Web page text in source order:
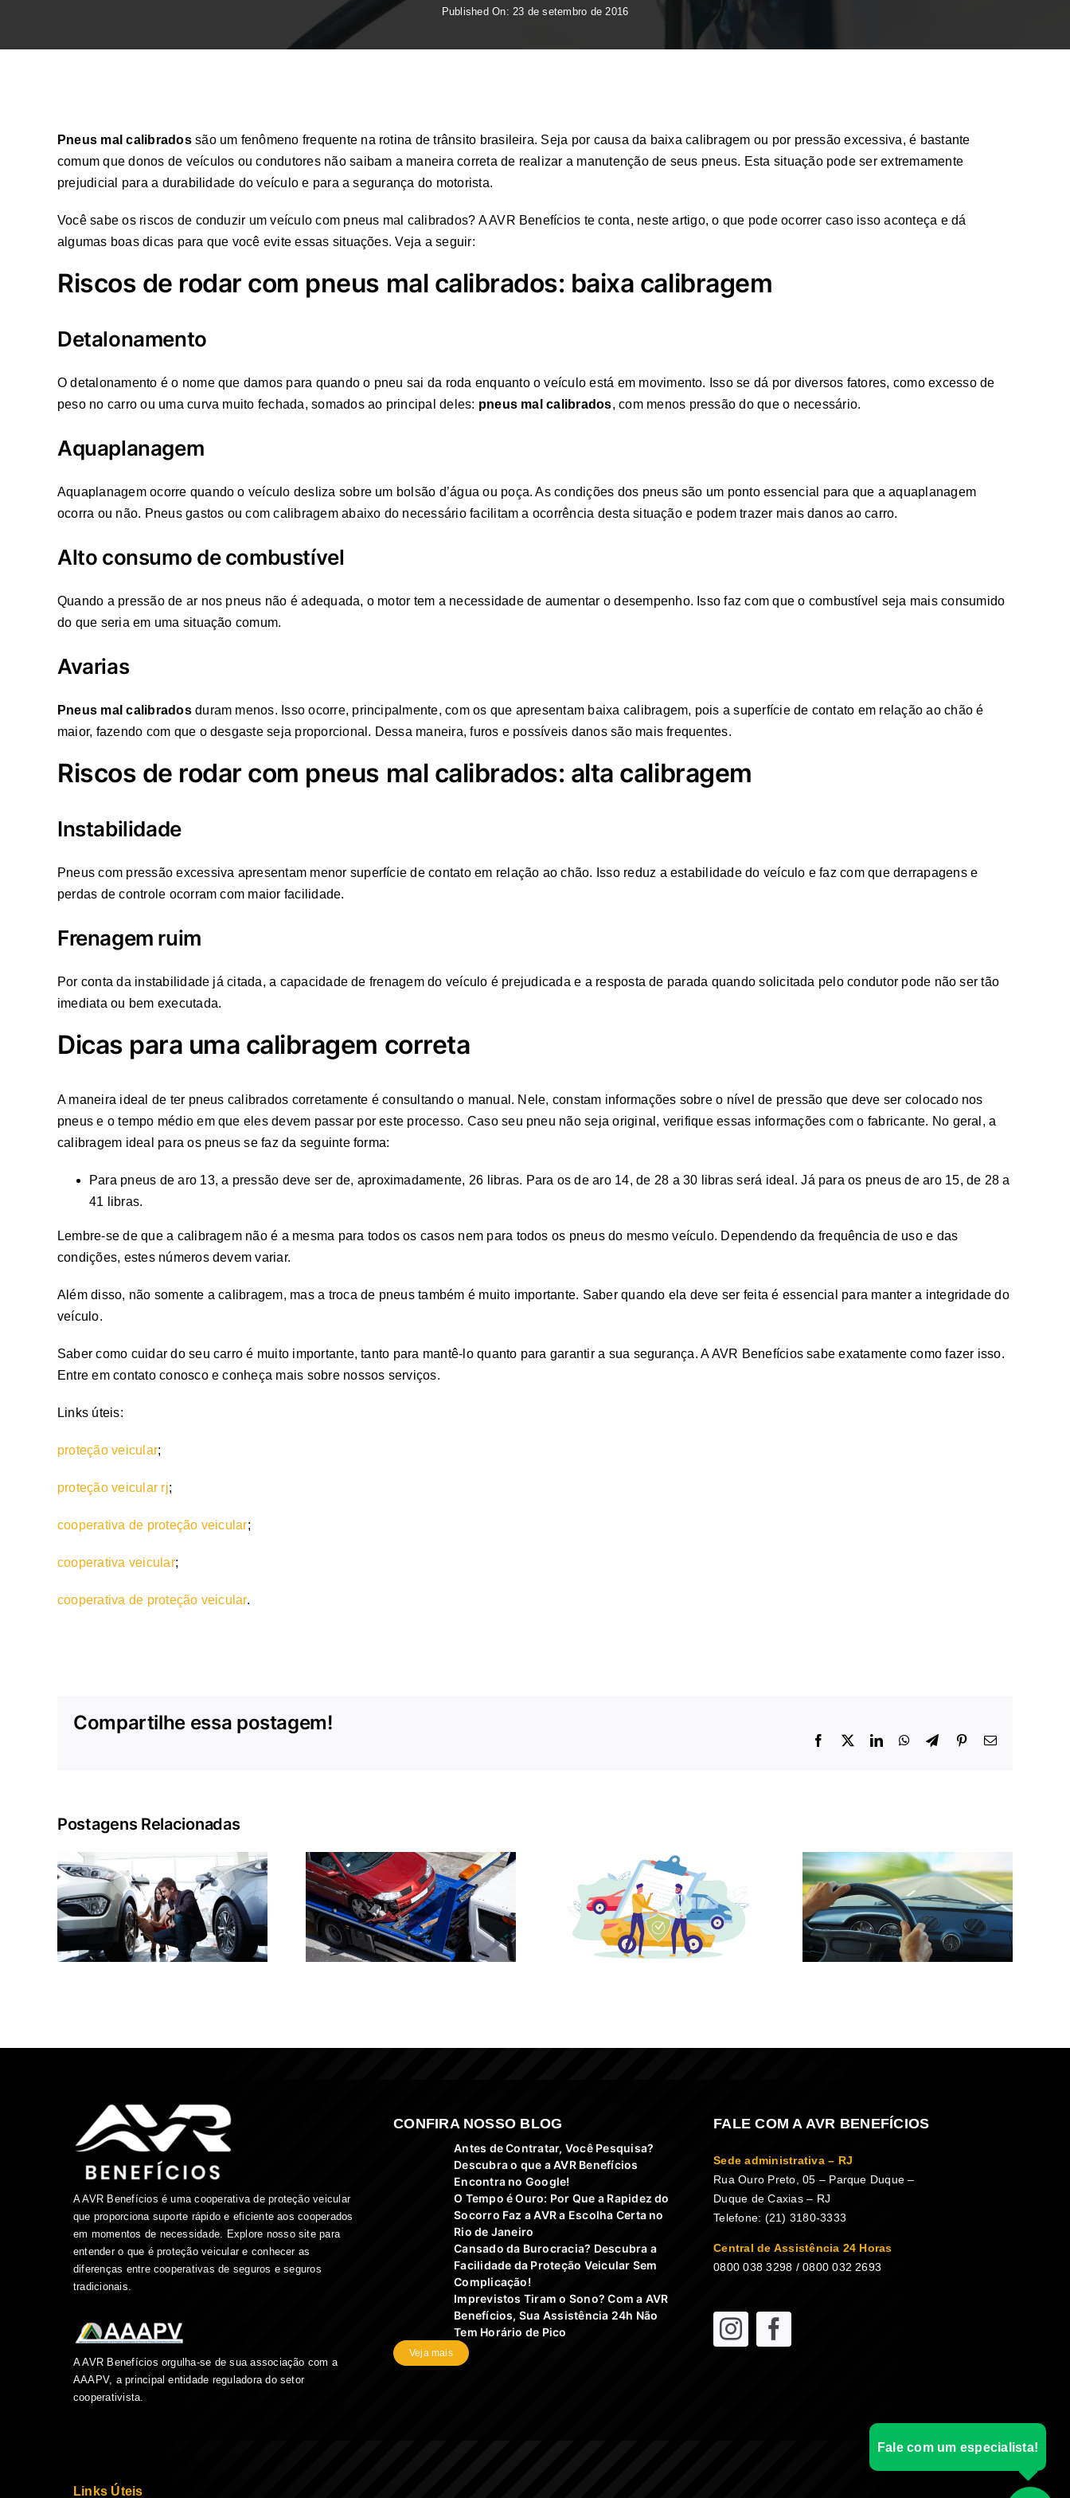
Published On: 23 de setembro de 2016
Pneus mal calibradossão um fenômeno frequente na rotina de trânsito brasileira. Seja por causa da baixa calibragem ou por pressão excessiva, é bastante
comum que donos de veículos ou condutores não saibam a maneira correta de realizar a manutenção de seus pneus. Esta situação pode ser extremamente
prejudicial para a durabilidade do veículo e para a segurança do motorista.
Você sabe os riscos de conduzir um veículo com pneus mal calibrados? A AVR Benefícios te conta, neste artigo, o que pode ocorrer caso isso aconteça e dá
algumas boas dicas para que você evite essas situações. Veja a seguir:
Riscos de rodar com pneus mal calibrados: baixa calibragem
Detalonamento
O detalonamento é o nome que damos para quando o pneu sai da roda enquanto o veículo está em movimento. Isso se dá por diversos fatores, como excesso de
peso no carro ou uma curva muito fechada, somados ao principal deles: pneus mal calibrados, com menos pressão do que o necessário.
Aquaplanagem
Aquaplanagem ocorre quando o veículo desliza sobre um bolsão d’água ou poça. As condições dos pneus são um ponto essencial para que a aquaplanagem
ocorra ou não. Pneus gastos ou com calibragem abaixo do necessário facilitam a ocorrência desta situação e podem trazer mais danos ao carro.
Alto consumo de combustível
Quando a pressão de ar nos pneus não é adequada, o motor tem a necessidade de aumentar o desempenho. Isso faz com que o combustível seja mais consumido
do que seria em uma situação comum.
Avarias
Pneus mal calibradosduram menos. Isso ocorre, principalmente, com os que apresentam baixa calibragem, pois a superfície de contato em relação ao chão é
maior, fazendo com que o desgaste seja proporcional. Dessa maneira, furos e possíveis danos são mais frequentes.
Riscos de rodar com pneus mal calibrados: alta calibragem
Instabilidade
Pneus com pressão excessiva apresentam menor superfície de contato em relação ao chão. Isso reduz a estabilidade do veículo e faz com que derrapagens e
perdas de controle ocorram com maior facilidade.
Frenagem ruim
Por conta da instabilidade já citada, a capacidade de frenagem do veículo é prejudicada e a resposta de parada quando solicitada pelo condutor pode não ser tão
imediata ou bem executada.
Dicas para uma calibragem correta
A maneira ideal de ter pneus calibrados corretamente é consultando o manual. Nele, constam informações sobre o nível de pressão que deve ser colocado nos
pneus e o tempo médio em que eles devem passar por este processo. Caso seu pneu não seja original, verifique essas informações com o fabricante. No geral, a
calibragem ideal para os pneus se faz da seguinte forma:
Para pneus de aro 13, a pressão deve ser de, aproximadamente, 26 libras. Para os de aro 14, de 28 a 30 libras será ideal. Já para os pneus de aro 15, de 28 a
41 libras.
Lembre-se de que a calibragem não é a mesma para todos os casos nem para todos os pneus do mesmo veículo. Dependendo da frequência de uso e das
condições, estes números devem variar.
Além disso, não somente a calibragem, mas a troca de pneus também é muito importante. Saber quando ela deve ser feita é essencial para manter a integridade do
veículo.
Saber como cuidar do seu carro é muito importante, tanto para mantê-lo quanto para garantir a sua segurança. A AVR Benefícios sabe exatamente como fazer isso.
Entre em contato conosco e conheça mais sobre nossos serviços.
Links úteis:
proteção veicular;
proteção veicular rj;
cooperativa de proteção veicular;
cooperativa veicular;
cooperativa de proteção veicular.
Compartilhe essa postagem!
Facebook
X LinkedInWhatsApp
TelegramPinterest
E-
Postagens Relacionadas
A AVR Benefícios é uma cooperativa de proteção veicular
que proporciona suporte rápido e eficiente aos cooperados
em momentos de necessidade. Explore nosso site para
entender o que é proteção veicular e conhecer as
diferenças entre cooperativas de seguros e seguros
tradicionais.
A AVR Benefícios orgulha-se de sua associação com a
AAAPV, a principal entidade reguladora do setor
cooperativista.
CONFIRA NOSSO BLOG
Antes de Contratar, Você Pesquisa?
Descubra o que a AVR Benefícios
Encontra no Google!
O Tempo é Ouro: Por Que a Rapidez do
Socorro Faz a AVR a Escolha Certa no
Rio de Janeiro
Cansado da Burocracia? Descubra a
Facilidade da Proteção Veicular Sem
Complicação!
Imprevistos Tiram o Sono? Com a AVR
Benefícios, Sua Assistência 24h Não
Tem Horário de Pico
Veja mais
FALE COM A AVR BENEFÍCIOS
Sede administrativa – RJ
Rua Ouro Preto, 05 – Parque Duque –
Duque de Caxias – RJ
Telefone: (21) 3180-3333
Central de Assistência 24 Horas
0800 038 3298 / 0800 032 2693
Links Úteis
Fale com um especialista!